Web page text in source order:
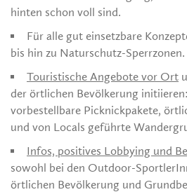
hinten schon voll sind.
Für alle gut einsetzbare
bis hin zu Naturschutz-Sperrzonen.
Touristische Angebote vor Ort
der örtlichen Bevölkerung
vorbestellbare Picknickpakete,
und von Locals geführte
Infos, positives Lobbying und
sowohl bei den Outdoor-
örtlichen Bevölkerung und